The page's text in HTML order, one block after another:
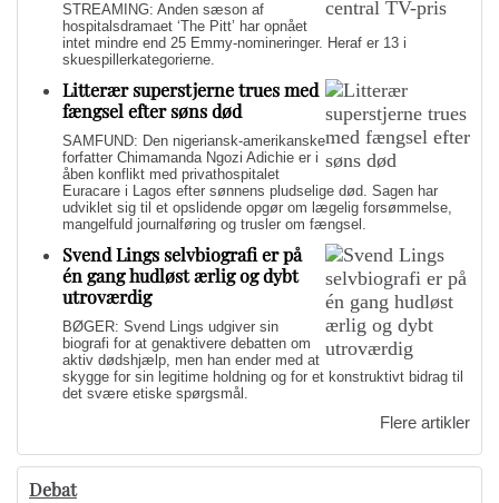
STREAMING: Anden sæson af
hospitalsdramaet ‘The Pitt’ har opnået
intet mindre end 25 Emmy-nomineringer. Heraf er 13 i
skuespillerkategorierne.
Litterær superstjerne trues med
fængsel efter søns død
SAMFUND: Den nigeriansk-amerikanske
forfatter Chimamanda Ngozi Adichie er i
åben konflikt med privathospitalet
Euracare i Lagos efter sønnens pludselige død. Sagen har
udviklet sig til et opslidende opgør om lægelig forsømmelse,
mangelfuld journalføring og trusler om fængsel.
Svend Lings selvbiografi er på
én gang hudløst ærlig og dybt
utroværdig
BØGER: Svend Lings udgiver sin
biografi for at genaktivere debatten om
aktiv dødshjælp, men han ender med at
skygge for sin legitime holdning og for et konstruktivt bidrag til
det svære etiske spørgsmål.
Flere artikler
Debat